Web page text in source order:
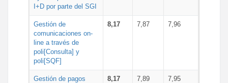
I+D por parte del SGI
Gestión de
comunicaciones on-
line a través de
poli[Consulta] y
poli[SQF]
8,17 7,87 7,96
Gestión de pagos
8,17 7,89 7,95